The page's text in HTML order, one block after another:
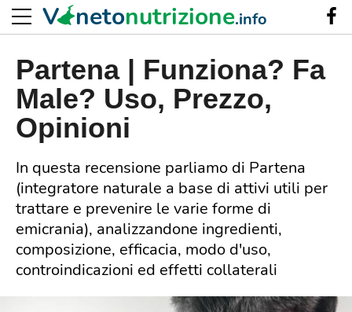
Partena | Funziona? Fa
Male? Uso, Prezzo,
Opinioni
In questa recensione parliamo di Partena
(integratore naturale a base di attivi utili per
trattare e prevenire le varie forme di
emicrania), analizzandone ingredienti,
composizione, efficacia, modo d'uso,
controindicazioni ed effetti collaterali
V netonutrizione.info